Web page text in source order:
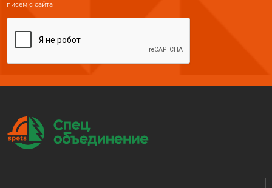
писем с сайта